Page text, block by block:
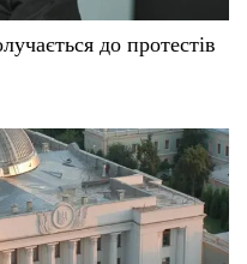
до протестів